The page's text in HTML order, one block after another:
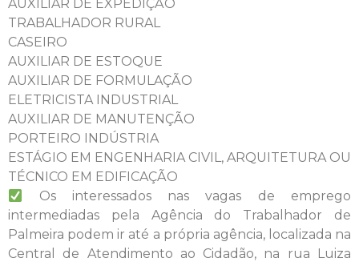
AUXILIAR DE EXPEDIÇÃO
TRABALHADOR RURAL
CASEIRO
AUXILIAR DE ESTOQUE
AUXILIAR DE FORMULAÇÃO
ELETRICISTA INDUSTRIAL
AUXILIAR DE MANUTENÇÃO
PORTEIRO INDÚSTRIA
ESTÁGIO EM ENGENHARIA CIVIL, ARQUITETURA OU
TÉCNICO EM EDIFICAÇÃO
Os interessados nas vagas de emprego
intermediadas pela Agência do Trabalhador de
Palmeira podem ir até a própria agência, localizada na
Central de Atendimento ao Cidadão, na rua Luiza